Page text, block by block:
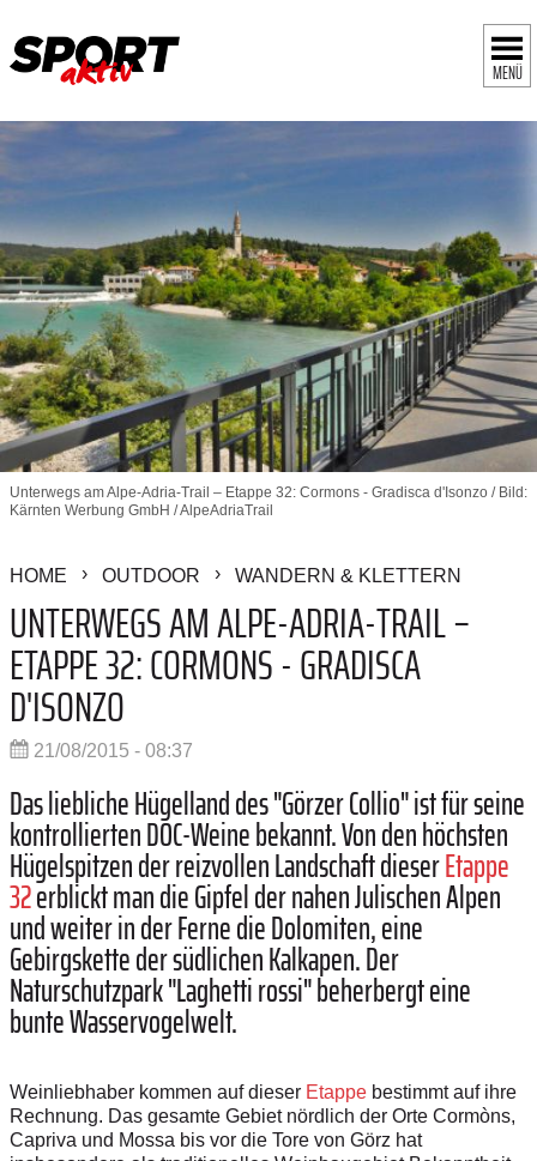
MENÜ
Unterwegs am Alpe-Adria-Trail – Etappe 32: Cormons - Gradisca d'Isonzo / Bild:
Kärnten Werbung GmbH / AlpeAdriaTrail
HOME OUTDOOR WANDERN & KLETTERN
UNTERWEGS AM ALPE-ADRIA-TRAIL –
ETAPPE 32: CORMONS - GRADISCA
D'ISONZO
21/08/2015 - 08:37
Das liebliche Hügelland des "Görzer Collio" ist für seine
kontrollierten DOC-Weine bekannt. Von den höchsten
Hügelspitzen der reizvollen Landschaft dieserEtappe
32erblickt man die Gipfel der nahen Julischen Alpen
und weiter in der Ferne die Dolomiten, eine
Gebirgskette der südlichen Kalkapen. Der
Naturschutzpark "Laghetti rossi" beherbergt eine
bunte Wasservogelwelt.
Weinliebhaber kommen auf dieser Etappe bestimmt auf ihre
Rechnung. Das gesamte Gebiet nördlich der Orte Cormòns,
Capriva und Mossa bis vor die Tore von Görz hat